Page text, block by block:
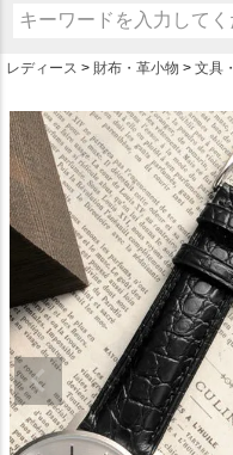
レディース 財布・革小物 文具